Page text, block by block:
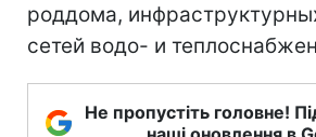
роддома,
сетей водо- и
Не пропустіть головне!